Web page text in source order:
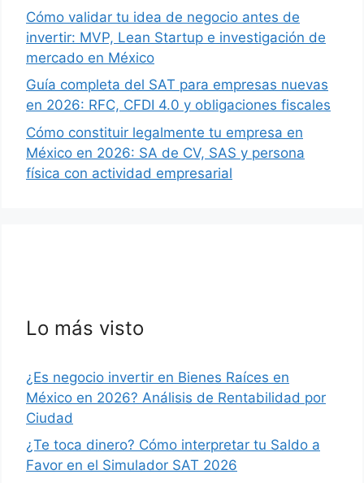
Cómo validar tu idea de negocio antes de
invertir: MVP, Lean Startup e investigación de
mercado en México
Guía completa del SAT para empresas nuevas
en 2026: RFC, CFDI 4.0 y obligaciones fiscales
Cómo constituir legalmente tu empresa en
México en 2026: SA de CV, SAS y persona
física con actividad empresarial
Lo más visto
¿Es negocio invertir en Bienes Raíces en
México en 2026? Análisis de Rentabilidad por
Ciudad
¿Te toca dinero? Cómo interpretar tu Saldo a
Favor en el Simulador SAT 2026